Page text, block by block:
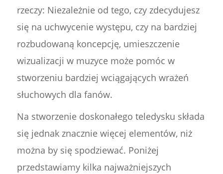
rzeczy: Niezależnie od tego, czy zdecydujesz
się na uchwycenie występu, czy na bardziej
rozbudowaną koncepcję, umieszczenie
wizualizacji w muzyce może pomóc w
stworzeniu bardziej wciągających wrażeń
słuchowych dla fanów.
Na stworzenie doskonałego teledysku składa
się jednak znacznie więcej elementów, niż
można by się spodziewać. Poniżej
przedstawiamy kilka najważniejszych